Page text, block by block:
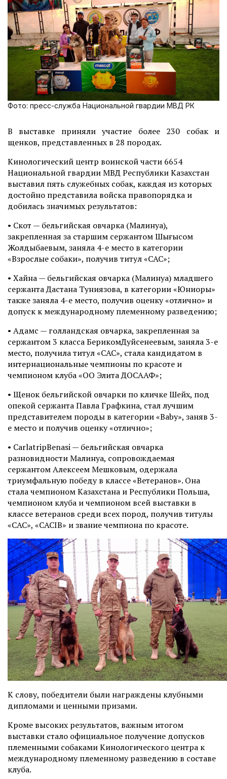
Фото: пресс-служба Национальной гвардии МВД РК
В выставке приняли участие более 230 собак и
щенков, представленных в 28 породах.
Кинологический центр воинской части 6654
Национальной гвардии МВД Республики Казахстан
выставил пять служебных собак, каждая из которых
достойно представила войска правопорядка и
добилась значимых результатов:
• Скот — бельгийская овчарка (Малинуа),
закрепленная за старшим сержантом Шыңғысом
Жолдыбаевым, заняла 4-е место в категории
«Взрослые собаки», получив титул «CAC»;
• Хайна — бельгийская овчарка (Малинуа) младшего
сержанта Дастана Туниязова, в категории «Юниоры»
также заняла 4-е место, получив оценку «отлично» и
допуск к международному племенному разведению;
• Адамс — голландская овчарка, закрепленная за
сержантом 3 класса БерикомДуйсенеевым, заняла 3-е
место, получила титул «САС», стала кандидатом в
интернациональные чемпионы по красоте и
чемпионом клуба «ОО Элита ДОСААФ»;
• Щенок бельгийской овчарки по кличке Шейх, под
опекой сержанта Павла Графкина, стал лучшим
представителем породы в категории «Baby», заняв 3-
е место и получив оценку «отлично»;
• CarlatripBenasi — бельгийская овчарка
разновидности Малинуа, сопровождаемая
сержантом Алексеем Мешковым, одержала
триумфальную победу в классе «Ветеранов». Она
стала чемпионом Казахстана и Республики Польша,
чемпионом клуба и чемпионом всей выставки в
классе ветеранов среди всех пород, получив титулы
«CAC», «CACIB» и звание чемпиона по красоте.
К слову, победители были награждены клубными
дипломами и ценными призами.
Кроме высоких результатов, важным итогом
выставки стало официальное получение допусков
племенными собаками Кинологического центра к
международному племенному разведению в составе
клуба.